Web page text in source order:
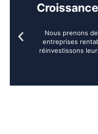
Nous prenons
entreprises
réinvestissons